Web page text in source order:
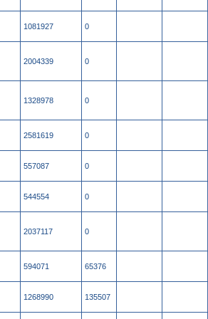
1081927 0
2004339 0
1328978 0
2581619 0
557087 0
544554 0
2037117 0
594071 65376
1268990 135507